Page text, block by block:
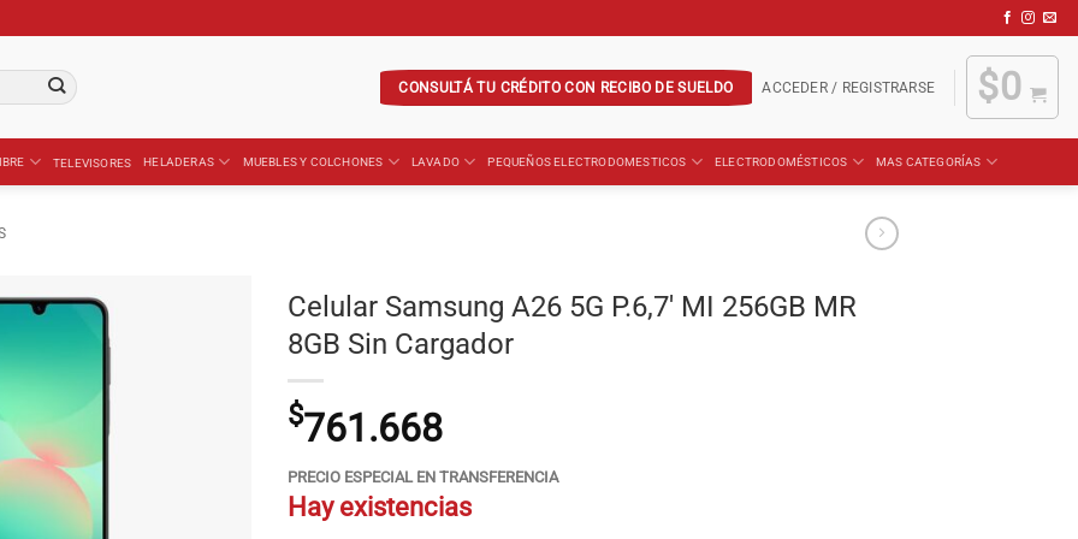
CONSULTÁ TU CRÉDITO CON RECIBO DE SUELDO ACCEDER / REGISTRARSE $0
TELEVISORES HELADERAS MUEBLES Y COLCHONES LAVADO PEQUEÑOS ELECTRODOMESTICOS ELECTRODOMÉSTICOS MAS CATEGORÍAS
Celular Samsung A26 5G P.6,7′ MI 256GB MR
8GB Sin Cargador
$761.668
PRECIO ESPECIAL EN TRANSFERENCIA
Hay existencias